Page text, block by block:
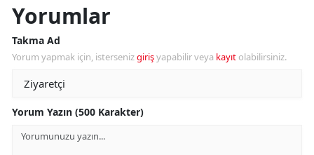
Yorumlar
Takma Ad
Yorum yapmak için, istersenizgirişyapabilir veya kayıt olabilirsiniz.
Yorum Yazın (500 Karakter)